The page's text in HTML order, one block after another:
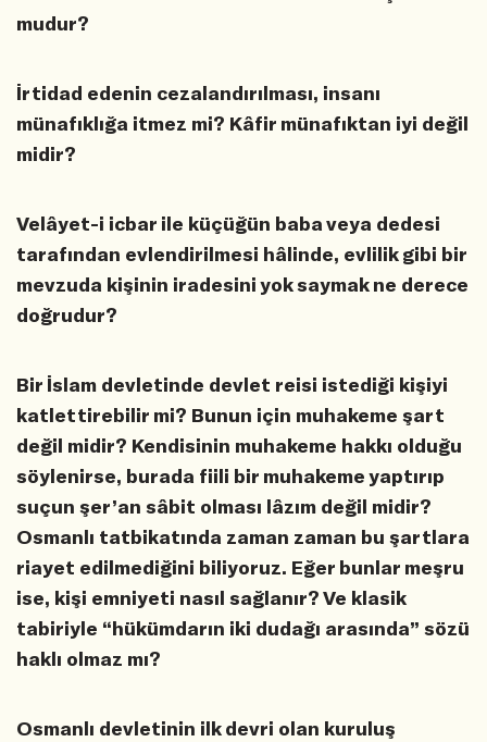
mudur?
İrtidad edenin cezalandırılması, insanı
münafıklığa itmez mi? Kâfir münafıktan iyi değil
midir?
Velâyet-i icbar ile küçüğün baba veya dedesi
tarafından evlendirilmesi hâlinde, evlilik gibi bir
mevzuda kişinin iradesini yok saymak ne derece
doğrudur?
Bir İslam devletinde devlet reisi istediği kişiyi
katlettirebilir mi? Bunun için muhakeme şart
değil midir? Kendisinin muhakeme hakkı olduğu
söylenirse, burada fiili bir muhakeme yaptırıp
suçun şer’an sâbit olması lâzım değil midir?
Osmanlı tatbikatında zaman zaman bu şartlara
riayet edilmediğini biliyoruz. Eğer bunlar meşru
ise, kişi emniyeti nasıl sağlanır? Ve klasik
tabiriyle “hükümdarın iki dudağı arasında” sözü
haklı olmaz mı?
Osmanlı devletinin ilk devri olan kuruluş